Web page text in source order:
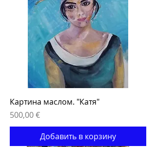
Картина маслом. "Катя"
Цена
500,00 €
Добавить в корзину